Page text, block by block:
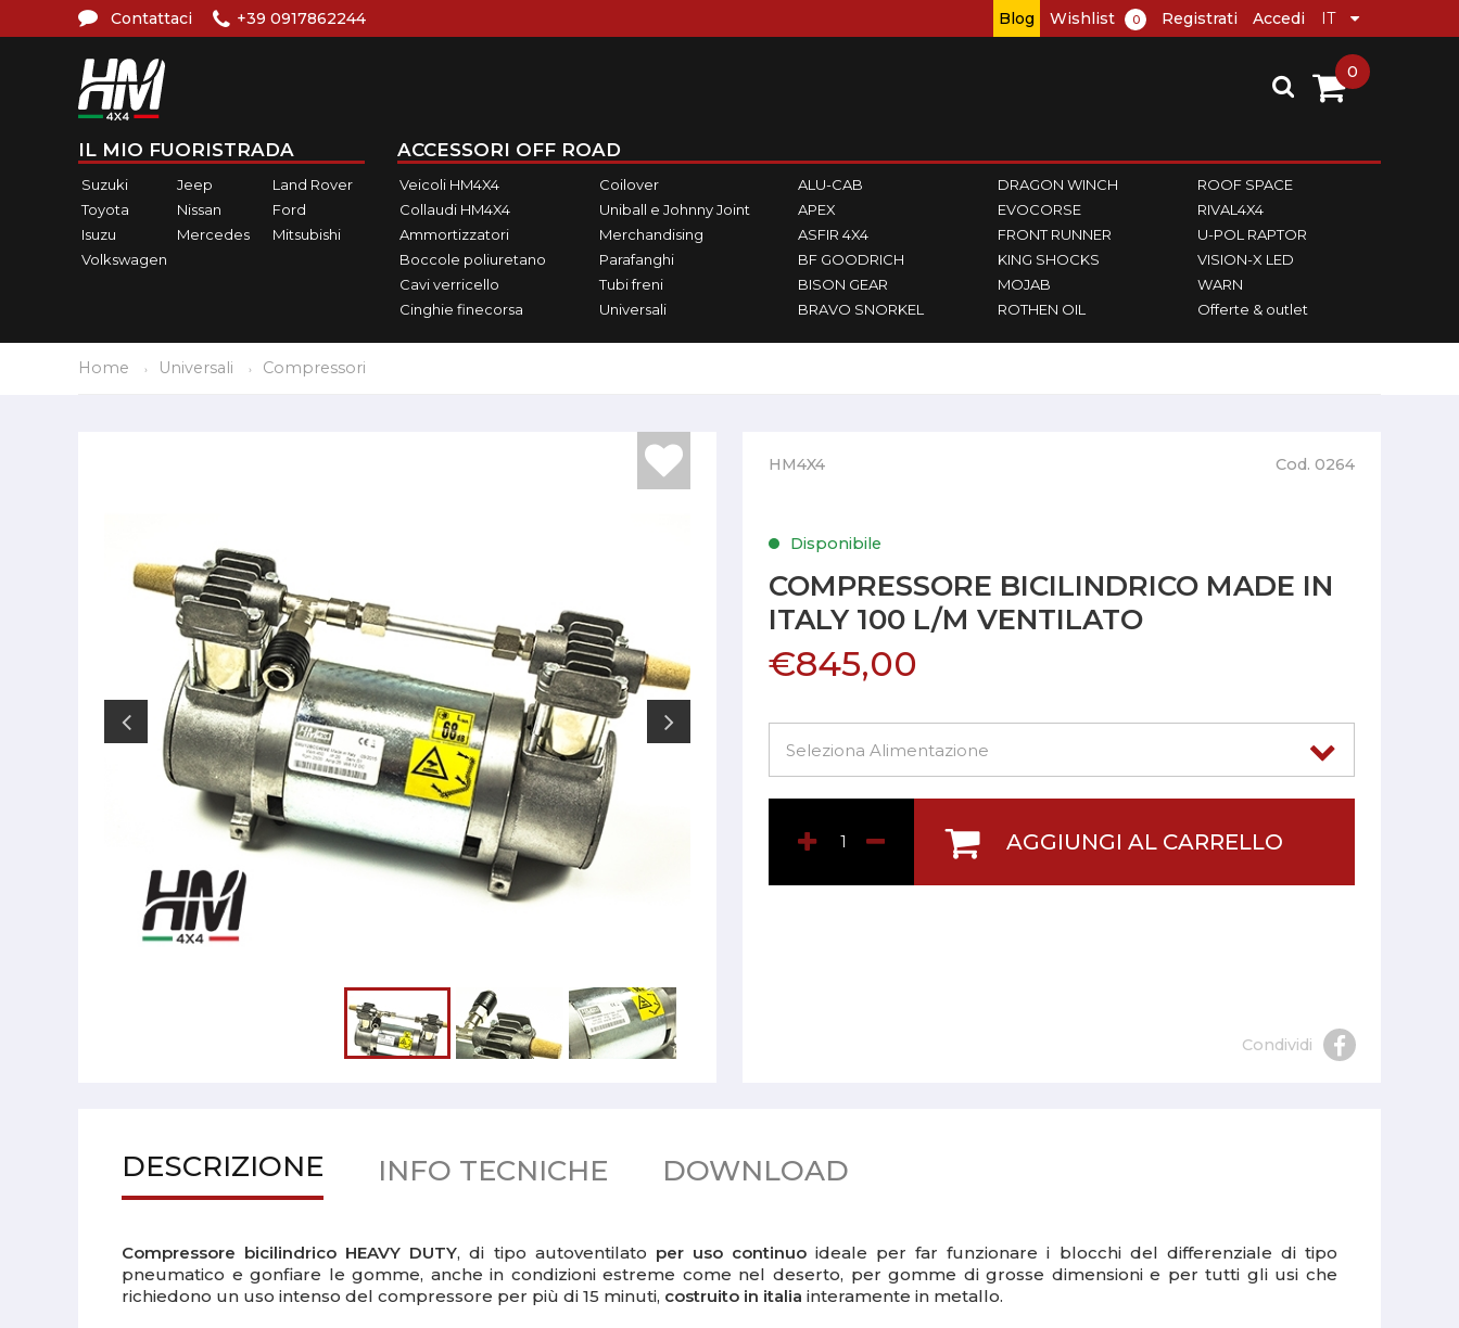
Contattaci +39 0917862244 Blog Wishlist 0 Registrati Accedi
IL MIO FUORISTRADA
Suzuki Jeep
Land Rover
Toyota
Nissan
Ford
Isuzu
Mercedes
Mitsubishi
Volkswagen
ACCESSORI OFF ROAD
Veicoli HM4X4
Collaudi HM4X4
Ammortizzatori
Boccole poliuretano
Cavi verricello
Cinghie finecorsa
Coilover
Uniball e Johnny Joint
Merchandising
Parafanghi
Tubi freni
Universali
ALU-CAB
APEX
ASFIR 4X4
BF GOODRICH
BISON GEAR
BRAVO SNORKEL
DRAGON WINCH
EVOCORSE
FRONT RUNNER
KING SHOCKS
MOJAB
ROTHEN OIL
ROOF SPACE
RIVAL4X4
U-POL RAPTOR
VISION-X LED
WARN
Offerte & outlet
0
Home Universali Compressori
HM4X4 Cod. 0264
Disponibile
COMPRESSORE BICILINDRICO MADE IN
ITALY 100 L/M VENTILATO
€845,00
AGGIUNGI AL CARRELLO
Condividi
DESCRIZIONE INFO TECNICHE DOWNLOAD
Compressore bicilindrico HEAVY DUTY, di tipo autoventilato per uso continuoideale per far funzionare i blocchi del differenziale di tipo
pneumatico e gonfiare le gomme, anche in condizioni estreme come nel deserto, per gomme di grosse dimensioni e per tutti gli usi che
richiedono un uso intenso del compressore per più di 15 minuti, costruito in italia interamente in metallo.